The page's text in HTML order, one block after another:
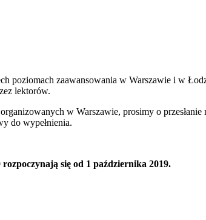
poziomach zaawansowania w Warszawie i w
lektorów.
w Warszawie, prosimy o przesłanie
do wypełnienia.
się od 1 października 2019.